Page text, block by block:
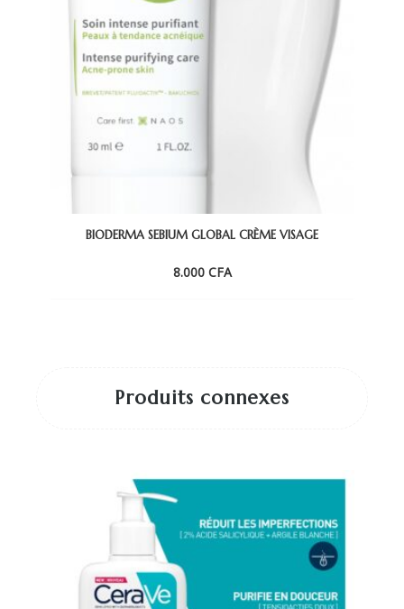
BIODERMA SEBIUM GLOBAL CRÈME VISAGE
8.000 CFA
Produits connexes